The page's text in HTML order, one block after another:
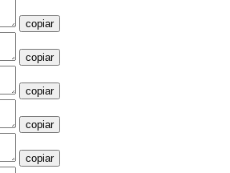
copiar
copiar
copiar
copiar
copiar